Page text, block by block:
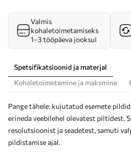
Valmis
kohaletoimetamiseks
1–3 tööpäeva jooksul
Spetsifikatsioonid ja materjal
Kohaletoimetamine ja maksmine
Pange tähele: kujutatud esemete
erineda veebilehel olevatest piltidest.
resolutsioonist ja seadetest, samuti
pildistamise ajal.